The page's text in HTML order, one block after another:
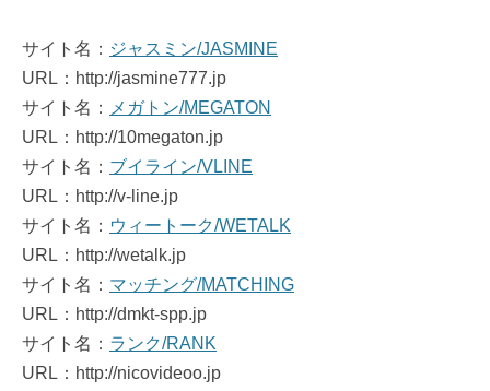
サイト名： ジャスミン/JASMINE
URL：http://jasmine777.jp
サイト名：
メガトン/MEGATON
URL：http://10megaton.jp
サイト名： ブイライン/VLINE
URL：http://v-line.jp
サイト名： ウィートーク/WETALK
URL：http://wetalk.jp
サイト名： マッチング/MATCHING
URL：http://dmkt-spp.jp
サイト名： ランク/RANK
URL：http://nicovideoo.jp